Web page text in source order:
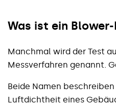
Was ist ein
Manchmal wird der Test
Messverfahren genannt.
Beide Namen
Luftdichtheit eines